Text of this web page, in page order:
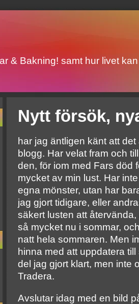
& Bakning! samt hur livet
Nytt försök,
har jag äntligen känt att
blogg. Har velat fram och
den, för iom med Fars död
mycket av min lust. Har
egna mönster, utan har
jag gjort tidigare, eller
säkert lusten att
så mycket nu i sommar,
natt hela sommaren. Men
hinna med att uppdatera
del jag gjort klart, men inte
Tradera.
Avslutar idag med en bild